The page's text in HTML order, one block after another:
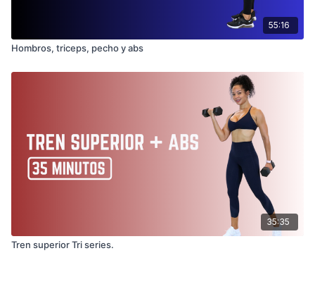
55:16
Hombros, triceps, pecho y abs
35:35
Tren superior Tri series.